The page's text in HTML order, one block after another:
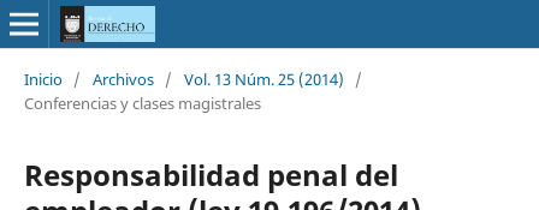
Inicio / Archivos / Vol. 13 Núm. 25 (2014)
/
Conferencias y clases magistrales
Responsabilidad penal del